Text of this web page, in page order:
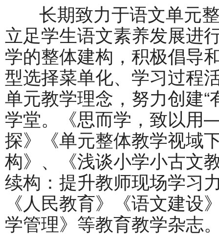
长期致力于语文单元整
立足学生语文素养发展进
学的整体建构，积极倡导
型选择菜单化、学习过程
单元教学理念，努力创建
学堂。《思而学，致以用
探》《单元整体教学视域
构》、《浅谈小学小古文
续构：提升教师现场学习
《人民教育》《语文建设
学管理》等教育教学杂志